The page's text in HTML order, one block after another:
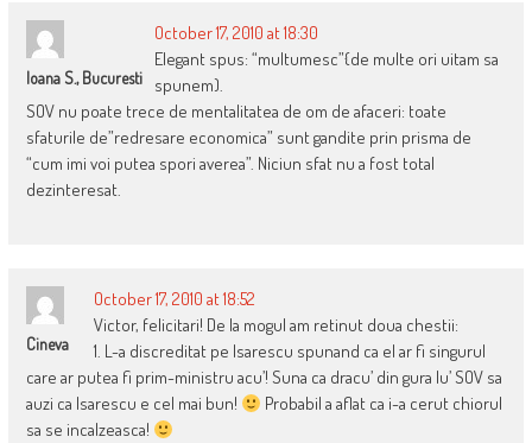
Ioana S., Bucuresti
October 17, 2010 at 18:30
Elegant spus: “multumesc”{de multe ori uitam sa
spunem).
SOV nu poate trece de mentalitatea de om de afaceri: toate
sfaturile de”redresare economica” sunt gandite prin prisma de
“cum imi voi putea spori averea”. Niciun sfat nu a fost total
dezinteresat.
Cineva
October 17, 2010 at 18:52
Victor, felicitari! De la mogul am retinut doua chestii:
1. L-a discreditat pe Isarescu spunand ca el ar fi singurul
care ar putea fi prim-ministru acu’! Suna ca dracu’ din gura lu’ SOV sa
auzi ca Isarescu e cel mai bun!
Probabil a aflat ca i-a cerut chiorul
sa se incalzeasca!